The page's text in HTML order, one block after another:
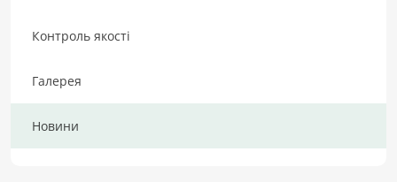
Контроль якості
Галерея
Новини